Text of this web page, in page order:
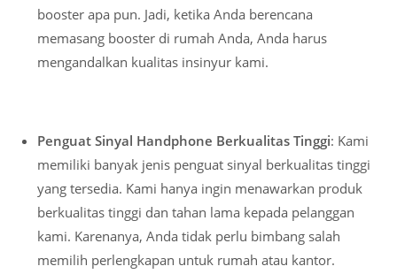
booster apa pun. Jadi, ketika Anda berencana
memasang booster di rumah Anda, Anda harus
mengandalkan kualitas insinyur kami.
Penguat Sinyal Handphone Berkualitas Tinggi: Kami
memiliki banyak jenis penguat sinyal berkualitas tinggi
yang tersedia. Kami hanya ingin menawarkan produk
berkualitas tinggi dan tahan lama kepada pelanggan
kami. Karenanya, Anda tidak perlu bimbang salah
memilih perlengkapan untuk rumah atau kantor.